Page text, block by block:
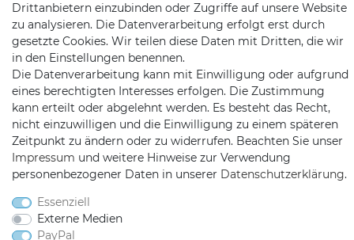
Mail:info@satshopping.de
Kopenhagenstr. 4
97424 Schweinfurt
Drittanbietern einzubinden oder Zugriffe auf unsere Website
zu analysieren. Die Datenverarbeitung erfolgt erst durch
gesetzte Cookies. Wir teilen diese Daten mit Dritten, die wir
in den Einstellungen benennen.
Die Datenverarbeitung kann mit Einwilligung oder aufgrund
eines berechtigten Interesses erfolgen. Die Zustimmung
kann erteilt oder abgelehnt werden. Es besteht das Recht,
nicht einzuwilligen und die Einwilligung zu einem späteren
Zeitpunkt zu ändern oder zu widerrufen. Beachten Sie unser
Impressum und weitere Hinweise zur Verwendung
personenbezogener Daten in unserer Daten­schutz­erklärung.
Essenziell
Externe Medien
PayPal